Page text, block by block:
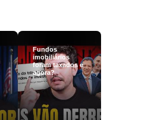
Fundos
imobiliários
foram taxados e
agora?